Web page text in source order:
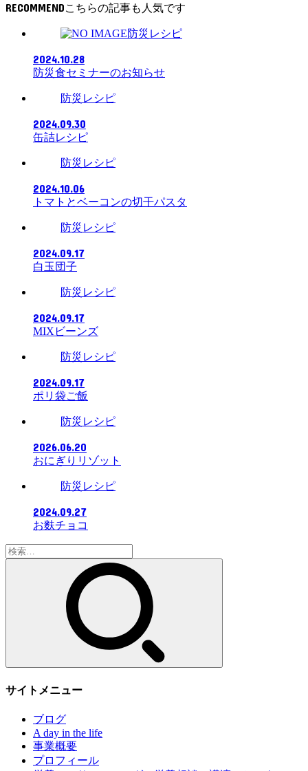
RECOMMEND
防災レシピ
2024.10.28
防災食セミナーのお知らせ
防災レシピ
2024.09.30
缶詰レシピ
防災レシピ
2024.10.06
トマトとベーコンの切干パスタ
防災レシピ
2024.09.17
白玉団子
防災レシピ
2024.09.17
MIXビーンズ
防災レシピ
2024.09.17
ポリ袋ご飯
防災レシピ
2026.06.20
おにぎりリゾット
防災レシピ
2024.09.27
お麩チョコ
検
索:
サイトメニュー
ブログ
A day in the life
事業概要
プロフィール